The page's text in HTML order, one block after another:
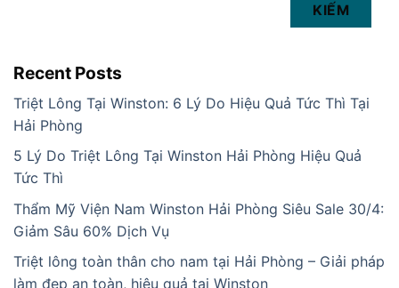
KIẾM
Recent Posts
Triệt Lông Tại Winston: 6 Lý Do Hiệu Quả Tức Thì Tại
Hải Phòng
5 Lý Do Triệt Lông Tại Winston Hải Phòng Hiệu Quả
Tức Thì
Thẩm Mỹ Viện Nam Winston Hải Phòng Siêu Sale 30/4:
Giảm Sâu 60% Dịch Vụ
Triệt lông toàn thân cho nam tại Hải Phòng – Giải pháp
làm đẹp an toàn, hiệu quả tại Winston